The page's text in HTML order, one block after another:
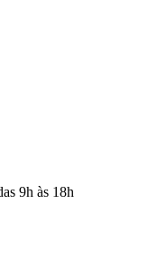
9h às 18h